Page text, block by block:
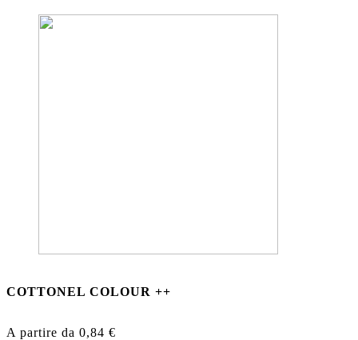
COTTONEL COLOUR ++
A partire da 0,84 €